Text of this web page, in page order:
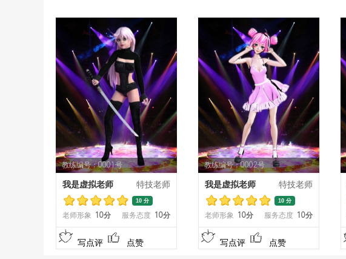
教练编号：0001号
我是虚拟老师 特技老师
10 分
老师形象 10分 服务态度 10分
写点评 点赞
教练编号：0002号
我是虚拟老师 特技老师
10 分
老师形象 10分 服务态度 10分
写点评 点赞